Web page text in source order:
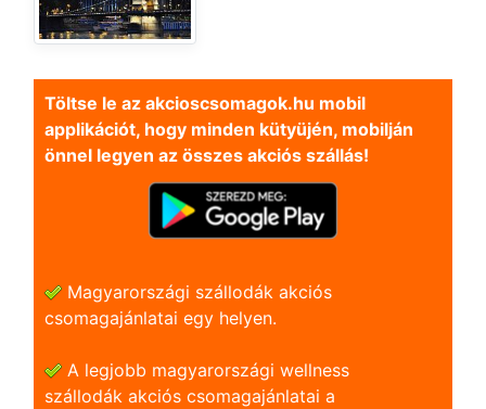
Töltse le az akcioscsomagok.hu mobil
applikációt, hogy minden kütyüjén, mobilján
önnel legyen az összes akciós szállás!
Magyarországi szállodák akciós
csomagajánlatai egy helyen.
A legjobb magyarországi wellness
szállodák akciós csomagajánlatai a